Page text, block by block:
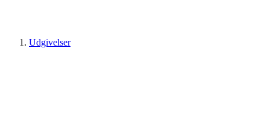
Udgivelser